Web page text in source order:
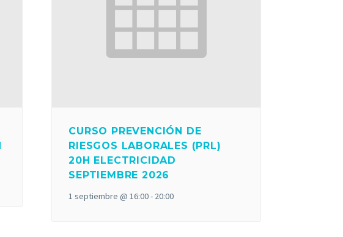
CURSO PREVENCIÓN DE
RIESGOS LABORALES (PRL)
20H ELECTRICIDAD
SEPTIEMBRE 2026
1 septiembre @ 16:00- 20:00